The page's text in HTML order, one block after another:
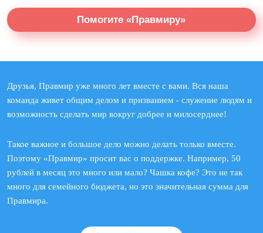
Помогите «Правмиру»
Друзья, Правмир уже много лет вместе с вами. Вся наша
команда живет общим делом и призванием - служение людям и
возможность сделать мир вокруг добрее и милосерднее!
Такое важное и большое дело можно делать только вместе.
Поэтому «Правмир» просит вас о поддержке. Например, 50
рублей в месяц это много или мало? Чашка кофе? Это не так
много для семейного бюджета, но это значительная сумма для
Правмира.